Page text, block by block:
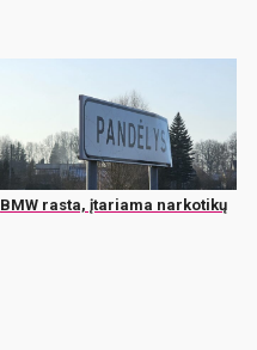
BMW rasta, įtariama narkotikų